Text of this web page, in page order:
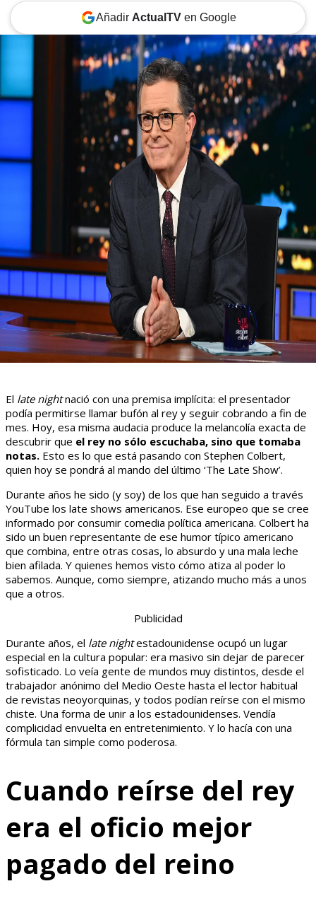
Añadir ActualTVen Google
El late nightnació con una premisa implícita: el presentador
podía permitirse llamar bufón al rey y seguir cobrando a fin de
mes. Hoy, esa misma audacia produce la melancolía exacta de
descubrir que el rey no sólo escuchaba, sino que tomaba
notas. Esto es lo que está pasando con Stephen Colbert,
quien hoy se pondrá al mando del último ‘The Late Show’.
Durante años he sido (y soy) de los que han seguido a través
YouTube los late shows americanos. Ese europeo que se cree
informado por consumir comedia política americana. Colbert ha
sido un buen representante de ese humor típico americano
que combina, entre otras cosas, lo absurdo y una mala leche
bien afilada. Y quienes hemos visto cómo atiza al poder lo
sabemos. Aunque, como siempre, atizando mucho más a unos
que a otros.
Publicidad
Durante años, el late nightestadounidense ocupó un lugar
especial en la cultura popular: era masivo sin dejar de parecer
sofisticado. Lo veía gente de mundos muy distintos, desde el
trabajador anónimo del Medio Oeste hasta el lector habitual
de revistas neoyorquinas, y todos podían reírse con el mismo
chiste. Una forma de unir a los estadounidenses. Vendía
complicidad envuelta en entretenimiento. Y lo hacía con una
fórmula tan simple como poderosa.
Cuando reírse del rey
era el oficio mejor
pagado del reino